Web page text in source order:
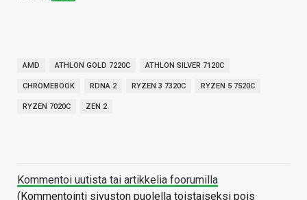
AMD ATHLON GOLD 7220C ATHLON SILVER 7120C
CHROMEBOOK RDNA 2 RYZEN 3 7320C RYZEN 5 7520C
RYZEN 7020C ZEN 2
Kommentoi uutista tai artikkelia foorumilla
(Kommentointi sivuston puolella toistaiseksi pois